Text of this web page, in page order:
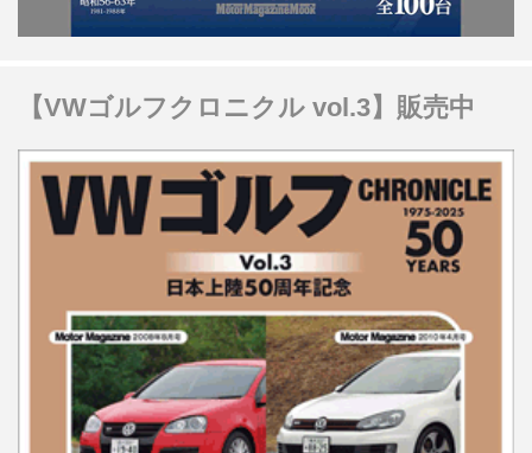
【VWゴルフクロニクル vol.3】販売中